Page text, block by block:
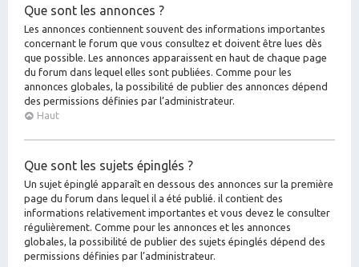
Que sont les annonces ?
Les annonces contiennent souvent des informations importantes
concernant le forum que vous consultez et doivent être lues dès
que possible. Les annonces apparaissent en haut de chaque page
du forum dans lequel elles sont publiées. Comme pour les
annonces globales, la possibilité de publier des annonces dépend
des permissions définies par l’administrateur.
Haut
Que sont les sujets épinglés ?
Un sujet épinglé apparaît en dessous des annonces sur la première
page du forum dans lequel il a été publié. il contient des
informations relativement importantes et vous devez le consulter
régulièrement. Comme pour les annonces et les annonces
globales, la possibilité de publier des sujets épinglés dépend des
permissions définies par l’administrateur.